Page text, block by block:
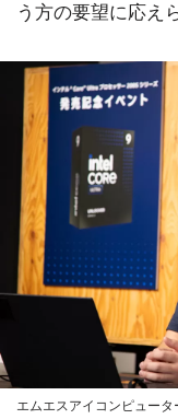
う方の要望に応え
エムエスアイコンピュー